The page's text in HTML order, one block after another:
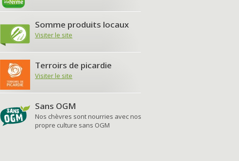
Somme produits locaux
Visiter le site
Terroirs de picardie
Visiter le site
Sans OGM
Nos chèvres sont nourries avec nos
propre culture sans OGM